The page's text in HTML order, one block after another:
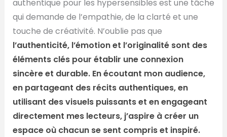
authentique pour les hypersensibles est une tâche
qui demande de l’empathie, de la clarté et une
touche de créativité. N’oublie pas que
l’authenticité, l’émotion et l’originalité sont des
éléments clés pour établir une connexion
sincère et durable. En écoutant mon audience,
en partageant des récits authentiques, en
utilisant des visuels puissants et en engageant
directement mes lecteurs, j’aspire à créer un
espace où chacun se sent compris et inspiré.